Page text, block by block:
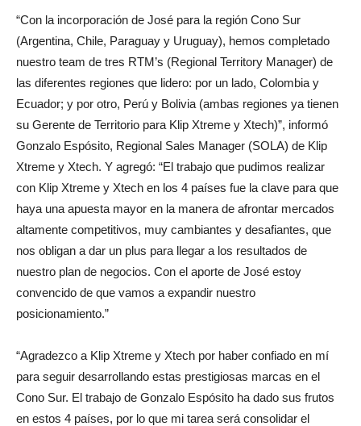
“Con la incorporación de José para la región Cono Sur
(Argentina, Chile, Paraguay y Uruguay), hemos completado
nuestro team de tres RTM’s (Regional Territory Manager) de
las diferentes regiones que lidero: por un lado, Colombia y
Ecuador; y por otro, Perú y Bolivia (ambas regiones ya tienen
su Gerente de Territorio para Klip Xtreme y Xtech)”, informó
Gonzalo Espósito, Regional Sales Manager (SOLA) de Klip
Xtreme y Xtech. Y agregó: “El trabajo que pudimos realizar
con Klip Xtreme y Xtech en los 4 países fue la clave para que
haya una apuesta mayor en la manera de afrontar mercados
altamente competitivos, muy cambiantes y desafiantes, que
nos obligan a dar un plus para llegar a los resultados de
nuestro plan de negocios. Con el aporte de José estoy
convencido de que vamos a expandir nuestro
posicionamiento.”
“Agradezco a Klip Xtreme y Xtech por haber confiado en mí
para seguir desarrollando estas prestigiosas marcas en el
Cono Sur. El trabajo de Gonzalo Espósito ha dado sus frutos
en estos 4 países, por lo que mi tarea será consolidar el